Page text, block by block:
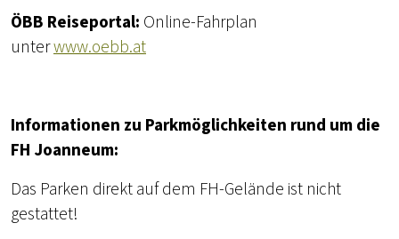
ÖBB Reiseportal: Online-Fahrplan
unterwww.oebb.at
Informationen zu Parkmöglichkeiten rund um die
FH Joanneum:
Das Parken direkt auf dem FH-Gelände ist nicht
gestattet!